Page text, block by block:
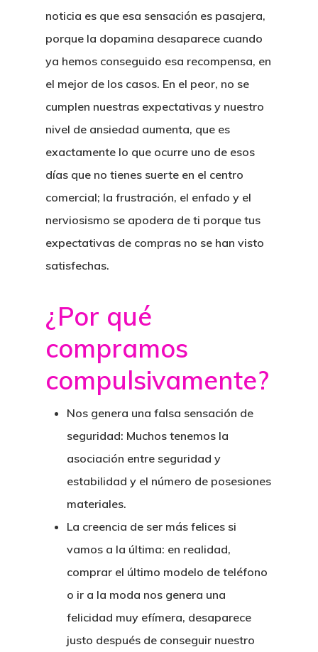
noticia es que esa sensación es pasajera,
porque la dopamina desaparece cuando
ya hemos conseguido esa recompensa, en
el mejor de los casos. En el peor, no se
cumplen nuestras expectativas y nuestro
nivel de ansiedad aumenta, que es
exactamente lo que ocurre uno de esos
días que no tienes suerte en el centro
comercial; la frustración, el enfado y el
nerviosismo se apodera de ti porque tus
expectativas de compras no se han visto
satisfechas.
¿Por qué
compramos
compulsivamente?
Nos genera una falsa sensación de
seguridad: Muchos tenemos la
asociación entre seguridad y
estabilidad y el número de posesiones
materiales.
La creencia de ser más felices si
vamos a la última: en realidad,
comprar el último modelo de teléfono
o ir a la moda nos genera una
felicidad muy efímera, desaparece
justo después de conseguir nuestro